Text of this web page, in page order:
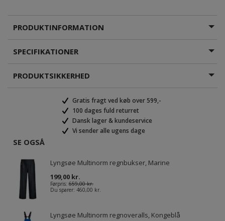
PRODUKTINFORMATION
SPECIFIKATIONER
PRODUKTSIKKERHED
Gratis fragt ved køb over 599,-
100 dages fuld returret
Dansk lager & kundeservice
Vi sender alle ugens dage
SE OGSÅ
Lyngsøe Multinorm regnbukser, Marine
199,00 kr.
Førpris: 659,00 kr.
Du sparer: 460,00 kr.
Lyngsøe Multinorm regnoveralls, Kongeblå